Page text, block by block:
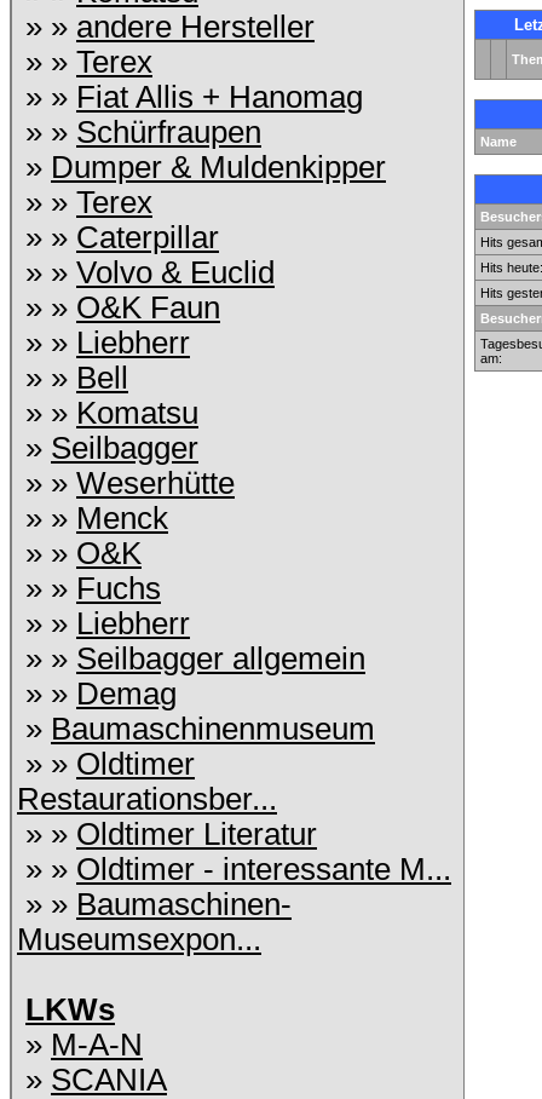
» » andere Hersteller
» » Terex
» » Fiat Allis + Hanomag
» » Schürfraupen
» Dumper & Muldenkipper
» » Terex
» » Caterpillar
» » Volvo & Euclid
» » O&K Faun
» » Liebherr
» » Bell
» » Komatsu
» Seilbagger
» » Weserhütte
» » Menck
» » O&K
» » Fuchs
» » Liebherr
» » Seilbagger allgemein
» » Demag
» Baumaschinenmuseum
» » Oldtimer
Restaurationsber...
» » Oldtimer Literatur
» » Oldtimer - interessante M...
» » Baumaschinen-
Museumsexpon...
LKWs
» M-A-N
» SCANIA
Name
Hits
Hits heute:
Hits
am: